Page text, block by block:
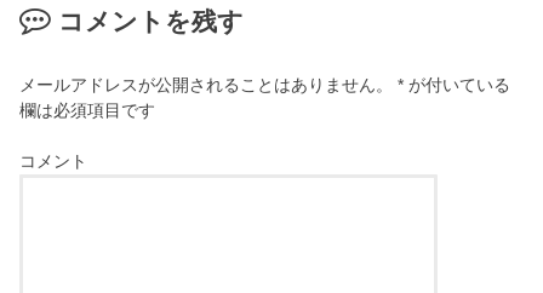
コメントを残す
メールアドレスが公開されることはありません。 * が付いている
欄は必須項目です
コメント